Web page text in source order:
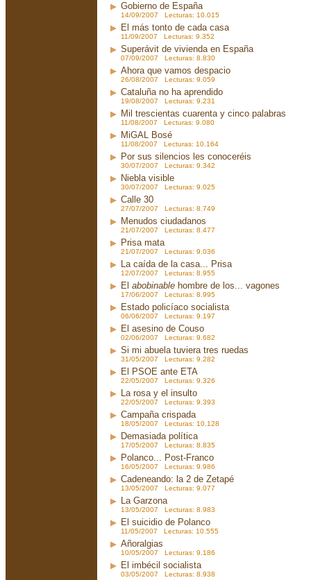
Gobierno de España
14/09/2007 Lecturas: 10.015
El más tonto de cada casa
11/09/2007 Lecturas: 9.352
Superávit de vivienda en España
07/09/2007 Lecturas: 8.830
Ahora que vamos despacio
26/08/2007 Lecturas: 9.059
Cataluña no ha aprendido
19/08/2007 Lecturas: 9.231
Mil trescientas cuarenta y cinco palabras
11/08/2007 Lecturas: 9.080
MiGAL Bosé
11/08/2007 Lecturas: 10.164
Por sus silencios les conoceréis
30/07/2007 Lecturas: 9.342
Niebla visible
30/07/2007 Lecturas: 9.025
Calle 30
27/07/2007 Lecturas: 8.749
Menudos ciudadanos
21/07/2007 Lecturas: 8.477
Prisa mata
21/07/2007 Lecturas: 9.036
La caída de la casa... Prisa
12/07/2007 Lecturas: 8.955
El abobinable hombre de los... vagones
17/06/2007 Lecturas: 8.995
Estado policíaco socialista
06/06/2007 Lecturas: 9.197
El asesino de Couso
02/06/2007 Lecturas: 9.682
Si mi abuela tuviera tres ruedas
31/05/2007 Lecturas: 9.282
El PSOE ante ETA
22/05/2007 Lecturas: 9.326
La rosa y el insulto
22/05/2007 Lecturas: 9.393
Campaña crispada
18/05/2007 Lecturas: 10.128
Demasiada política
17/05/2007 Lecturas: 8.835
Polanco... Post-Franco
16/05/2007 Lecturas: 9.986
Cadeneando: la 2 de Zetapé
13/05/2007 Lecturas: 9.077
La Garzona
13/05/2007 Lecturas: 8.983
El suicidio de Polanco
11/05/2007 Lecturas: 10.555
Añoralgias
10/05/2007 Lecturas: 9.186
El imbécil socialista
03/05/2007 Lecturas: 8.938